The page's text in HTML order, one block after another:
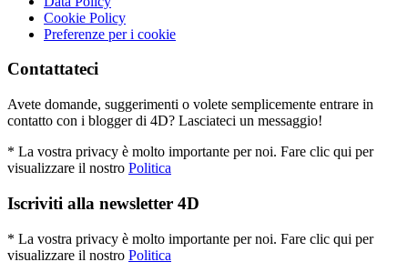
Cookie Policy
Preferenze per i cookie
Contattateci
Avete domande, suggerimenti o volete semplicemente entrare in
contatto con i blogger di 4D? Lasciateci un messaggio!
* La vostra privacy è molto importante per noi. Fare clic qui per
visualizzare il nostro Politica
Iscriviti alla newsletter 4D
* La vostra privacy è molto importante per noi. Fare clic qui per
visualizzare il nostro Politica